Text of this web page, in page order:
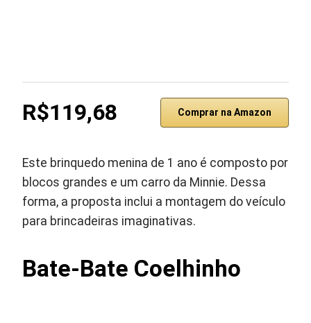
R$119,68 Comprar na Amazon
Este brinquedo menina de 1 ano é composto por
blocos grandes e um carro da Minnie. Dessa
forma, a proposta inclui a montagem do veículo
para brincadeiras imaginativas.
Bate-Bate Coelhinho